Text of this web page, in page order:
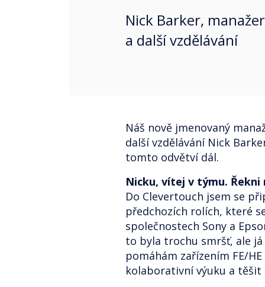
Nick Barker,
a další vzdělávání
Náš nově jmenovaný
další vzdělávání Nick
tomto odvětví dál.
Nicku, vítej v týmu.
Do Clevertouch jsem se
předchozích rolích, které
společnostech Sony a
to byla trochu smršť, ale
pomáhám zařízením FE/
kolaborativní výuku a těšit